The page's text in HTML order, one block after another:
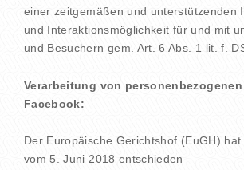
einer zeitgemäßen und unterstützenden
und Interaktionsmöglichkeit für und mit
und Besuchern gem. Art. 6 Abs. 1 lit. f.
Verarbeitung von
Facebook:
Der Europäische Gerichtshof (EuGH)
vom 5. Juni 2018 entschieden